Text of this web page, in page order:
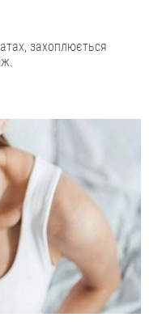
захоплюється